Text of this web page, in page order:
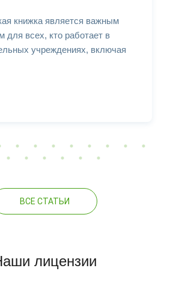
книжка является важным
для всех, кто работает в
учреждениях, включая
ВСЕ СТАТЬИ
лицензии